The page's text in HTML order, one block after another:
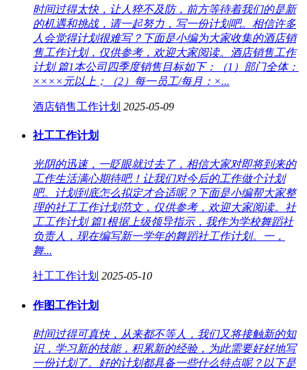
时间过得太快，让人猝不及防，前方等待着我们的是新
的机遇和挑战，请一起努力，写一份计划吧。相信许多
人会觉得计划很难写？下面是小编为大家收集的酒店销
售工作计划，仅供参考，欢迎大家阅读。酒店销售工作
计划 篇1本公司四季度销售目标如下：（1）部门全体：
××××元以上；（2）每一员工/每月：×...
酒店销售工作计划 2025-05-09
社工工作计划
光阴的迅速，一眨眼就过去了，相信大家对即将到来的
工作生活满心期待吧！让我们对今后的工作做个计划
吧。计划到底怎么拟定才合适呢？下面是小编帮大家整
理的社工工作计划范文，仅供参考，欢迎大家阅读。社
工工作计划 篇1根据上级领导指示，我作为学校舞蹈社
负责人，现在编写新一学年的舞蹈社工作计划。一，
舞...
社工工作计划 2025-05-10
作图工作计划
时间过得可真快，从来都不等人，我们又将接触新的知
识，学习新的技能，积累新的经验，为此需要好好地写
一份计划了。好的计划都具备一些什么特点呢？以下是